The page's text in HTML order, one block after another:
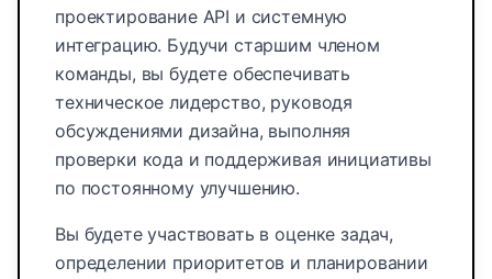
проектирование API и системную
интеграцию. Будучи старшим членом
команды, вы будете обеспечивать
техническое лидерство, руководя
обсуждениями дизайна, выполняя
проверки кода и поддерживая инициативы
по постоянному улучшению.
Вы будете участвовать в оценке задач,
определении приоритетов и планировании